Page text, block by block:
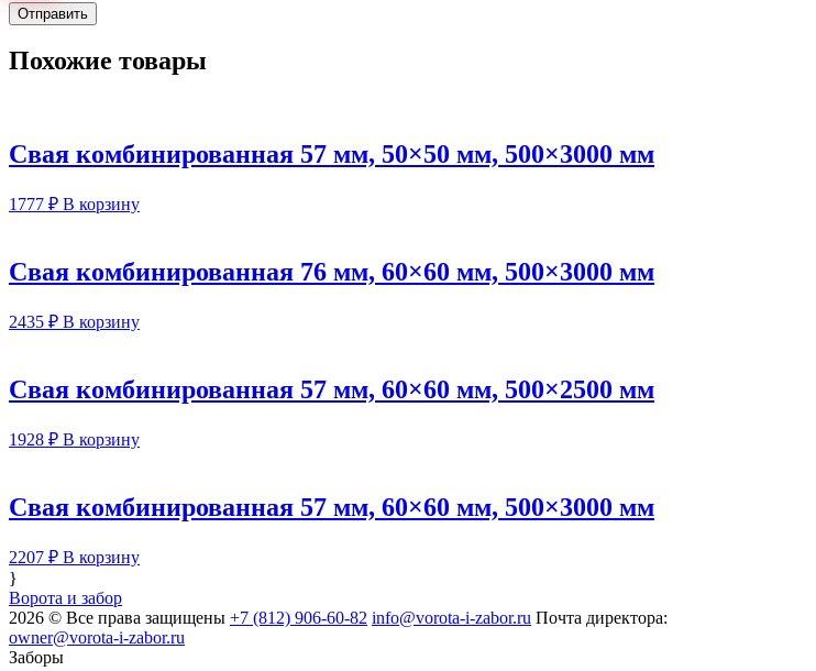
Похожие товары
Свая комбинированная 57 мм, 50×50 мм, 500×3000 мм
1777 ₽ В корзину
Свая комбинированная 76 мм, 60×60 мм, 500×3000 мм
2435 ₽ В корзину
Свая комбинированная 57 мм, 60×60 мм, 500×2500 мм
1928 ₽ В корзину
Свая комбинированная 57 мм, 60×60 мм, 500×3000 мм
2207 ₽ В корзину
}
Ворота и забор
2026 © Все права защищены +7 (812) 906-60-82 info@vorota-i-zabor.ru Почта директора:
owner@vorota-i-zabor.ru
Заборы